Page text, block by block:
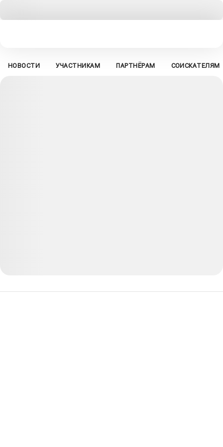
НОВОСТИ УЧАСТНИКАМ ПАРТНЁРАМ СОИСКАТЕЛЯМ